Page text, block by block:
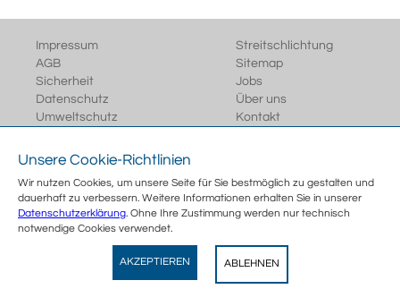
Impressum
AGB
Sicherheit
Datenschutz
Umweltschutz
Streitschlichtung
Sitemap
Jobs
Über uns
Kontakt
Wegertseder
GRATIS - Im Play Store
Unsere Cookie-Richtlinien
Wir nutzen Cookies, um unsere Seite für Sie bestmöglich zu gestalten und
dauerhaft zu verbessern. Weitere Informationen erhalten Sie in unserer
Datenschutzerklärung. Ohne Ihre Zustimmung werden nur technisch
notwendige Cookies verwendet.
AKZEPTIEREN ABLEHNEN